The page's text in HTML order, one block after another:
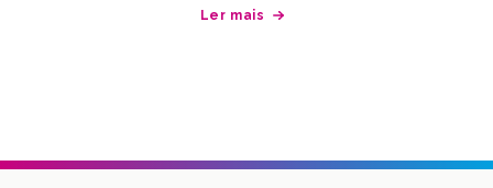
Ler mais